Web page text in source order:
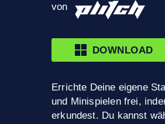
von
DOWNLOAD
Errichte Deine eigene
und Minispielen frei,
erkundest. Du kannst